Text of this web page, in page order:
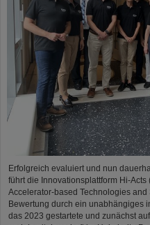
Erfolgreich evaluiert und nun
führt die Innovationsplattform Hi-
Accelerator-based Technologies
Bewertung durch ein unabhängiges
das 2023 gestartete und zunächst